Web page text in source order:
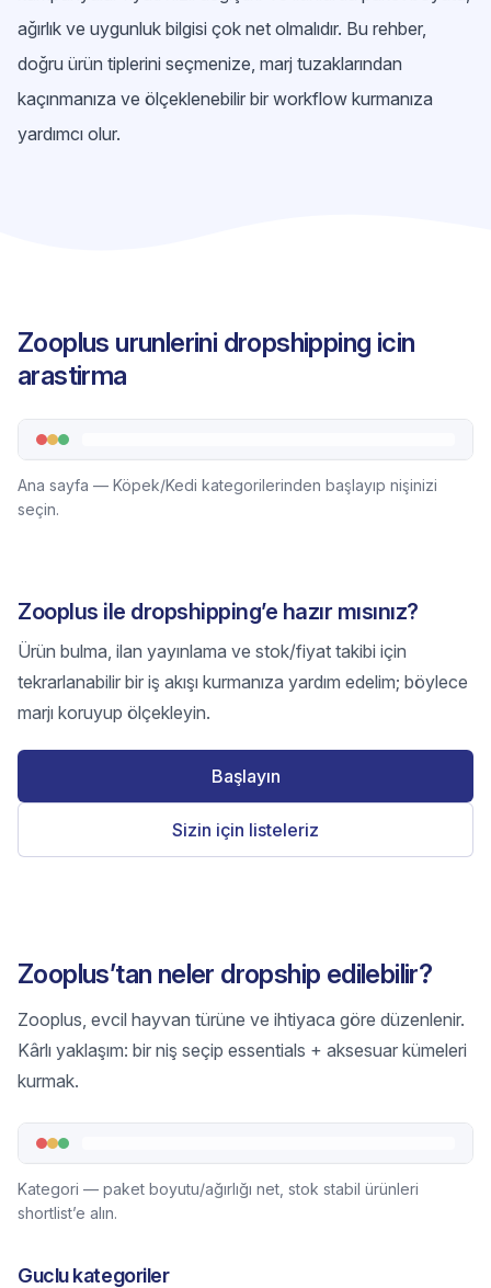
ağırlık ve uygunluk bilgisi çok net olmalıdır. Bu rehber,
doğru ürün tiplerini seçmenize, marj tuzaklarından
kaçınmanıza ve ölçeklenebilir bir workflow kurmanıza
yardımcı olur.
Zooplus urunlerini dropshipping icin
arastirma
Ana sayfa — Köpek/Kedi kategorilerinden başlayıp nişinizi
seçin.
Zooplus ile dropshipping’e hazır mısınız?
Ürün bulma, ilan yayınlama ve stok/fiyat takibi için
tekrarlanabilir bir iş akışı kurmanıza yardım edelim; böylece
marjı koruyup ölçekleyin.
Başlayın
Sizin için listeleriz
Zooplus’tan neler dropship edilebilir?
Zooplus, evcil hayvan türüne ve ihtiyaca göre düzenlenir.
Kârlı yaklaşım: bir niş seçip essentials + aksesuar kümeleri
kurmak.
Kategori — paket boyutu/ağırlığı net, stok stabil ürünleri
shortlist’e alın.
Guclu kategoriler